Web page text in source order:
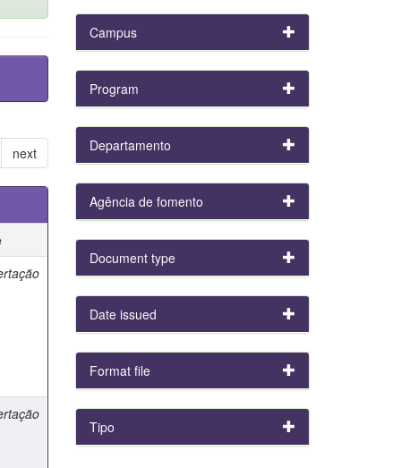
next
Campus
Program
Departamento
Agência de fomento
Document type
Date issued
Format file
Tipo